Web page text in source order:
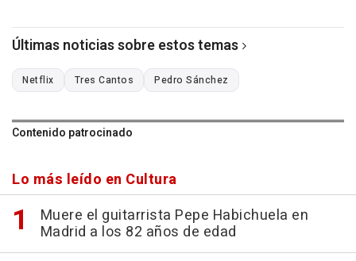
Últimas noticias sobre estos temas
Netflix Tres Cantos Pedro Sánchez
Contenido patrocinado
Lo más leído en Cultura
Muere el guitarrista Pepe Habichuela en
Madrid a los 82 años de edad